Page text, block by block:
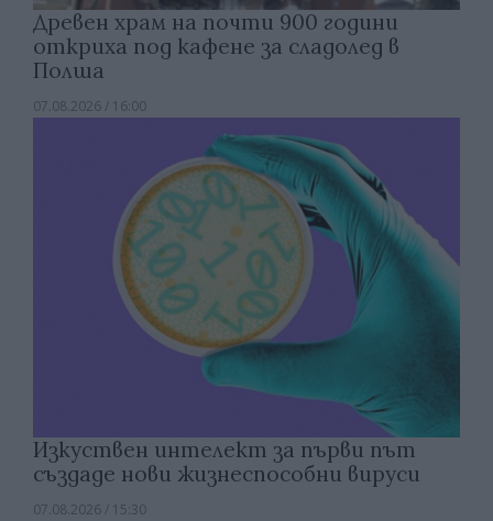
Древен храм на почти 900 години
откриха под кафене за сладолед в
Полша
07.08.2026 / 16:00
Изкуствен интелект за първи път
създаде нови жизнеспособни вируси
07.08.2026 / 15:30